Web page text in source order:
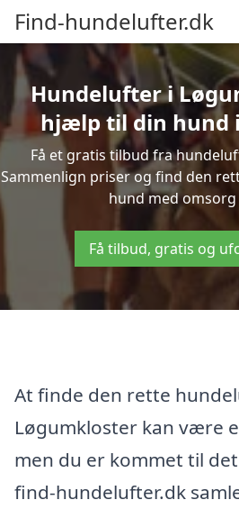
Find-hundelufter.dk
Hundelufter i
hjælp til din hund
Få et gratis tilbud fra
Sammenlign priser og find den
hund med
Få tilbud, gratis og
At finde den rette
Løgumkloster kan være
men du er kommet til
find-hundelufter.dk